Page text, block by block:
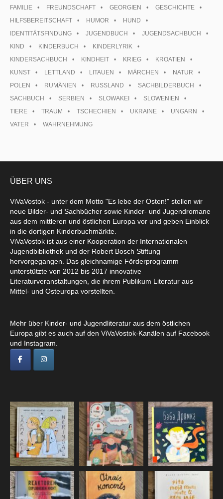
FAMILIE
FREUNDSCHAFT GEORGIEN
GESCHICHTE
HILFSBEREITSCHAFT
HUMOR
HUND
IDENTITÄTSFINDUNG
JUGENDBUCH
JUGENDSACHBUCH
KIND
KINDERBUCH
KINDERLYRIK
KINDERSACHBUCH
KINDHEIT KRIEG
KROATIEN
KUNST
LETTLAND LITAUEN MÄRCHEN
NATUR
POLEN
RUMÄNIEN RUSSLAND
SACHBILDERBUCH
SACHBUCH
SERBIEN SLOWAKEI
SLOWENIEN
TIERE
TRAUM TSCHECHIEN UKRAINE
UNGARN
VATER
WAHRNEHMUNG
ÜBER UNS
ViVaVostok - unter dem Motto "Es lebe der Osten!" stellen wir
neue Bilder- und Sachbücher sowie Kinder- und Jugendromane
aus dem mittleren und östlichen Europa vor und geben Einblick
in die dortigen Kinderbuchmärkte.
ViVaVostok ist aus einer Kooperation der Internationalen
Jugendbibliothek und der Robert Bosch Stiftung
hervorgegangen. Das gleichnamige Förderprogramm
unterstützte von 2012 bis 2017 innovative
Literaturveranstaltungen, die ihrem Publikum Literatur aus
Mittel- und Osteuropa vorstellten.
Mehr über Kinder- und Jugendliteratur aus dem östlichen
Europa gibt es auch auf den ViVaVostok-Kanälen auf Facebook
und Instagram.